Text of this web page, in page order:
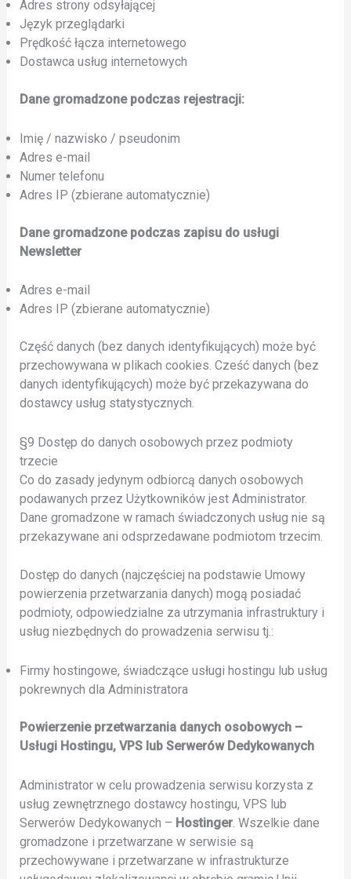
Adres strony odsyłającej
Język przeglądarki
Prędkość łącza internetowego
Dostawca usług internetowych
Dane gromadzone podczas rejestracji:
Imię / nazwisko / pseudonim
Adres e-mail
Numer telefonu
Adres IP (zbierane automatycznie)
Dane gromadzone podczas zapisu do usługi
Newsletter
Adres e-mail
Adres IP (zbierane automatycznie)
Część danych (bez danych identyfikujących) może być
przechowywana w plikach cookies. Cześć danych (bez
danych identyfikujących) może być przekazywana do
dostawcy usług statystycznych.
§9 Dostęp do danych osobowych przez podmioty
trzecie
Co do zasady jedynym odbiorcą danych osobowych
podawanych przez Użytkowników jest Administrator.
Dane gromadzone w ramach świadczonych usług nie są
przekazywane ani odsprzedawane podmiotom trzecim.
Dostęp do danych (najczęściej na podstawie Umowy
powierzenia przetwarzania danych) mogą posiadać
podmioty, odpowiedzialne za utrzymania infrastruktury i
usług niezbędnych do prowadzenia serwisu tj.:
Firmy hostingowe, świadczące usługi hostingu lub usług
pokrewnych dla Administratora
Powierzenie przetwarzania danych osobowych –
Usługi Hostingu, VPS lub Serwerów Dedykowanych
Administrator w celu prowadzenia serwisu korzysta z
usług zewnętrznego dostawcy hostingu, VPS lub
Serwerów Dedykowanych – Hostinger. Wszelkie dane
gromadzone i przetwarzane w serwisie są
przechowywane i przetwarzane w infrastrukturze